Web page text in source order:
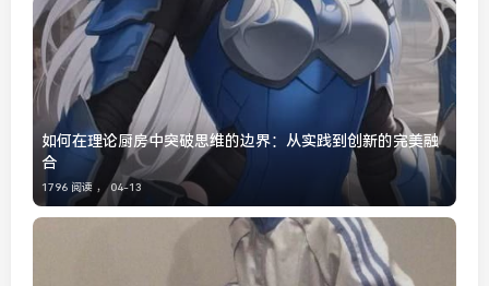
如何在理论厨房中突破思维的边界：从实践到创新的完美融
合
1796 阅读 ， 04-13